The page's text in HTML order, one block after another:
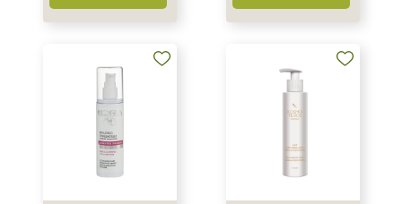
Все типы кожи
Проблемная